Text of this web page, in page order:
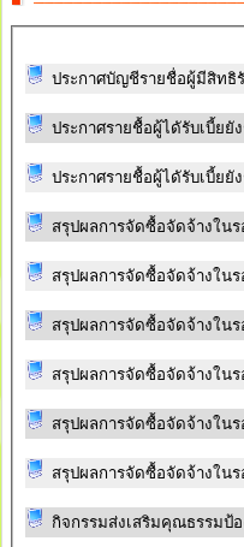
ประกาศบัญชีรายชื่อผู้มีสิทธิรั
ประกาศรายชื้อผู้ไดัรับเบี้ย
ประกาศรายชื้อผู้ไดัรับเบี้ยยั
กิจกรรมส่งเสริมคุณธรรมป้